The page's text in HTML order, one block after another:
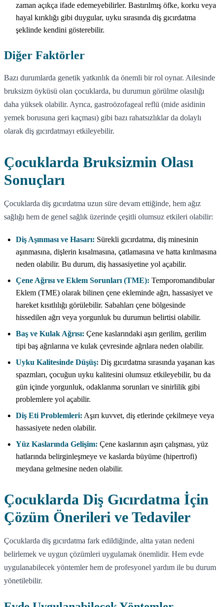
zaman açıkça ifade edemeyebilirler. Bastırılmış öfke, korku veya
hayal kırıklığı gibi duygular, uyku sırasında diş gıcırdatma
şeklinde kendini gösterebilir.
Diğer Faktörler
Bazı durumlarda genetik yatkınlık da önemli bir rol oynar. Ailesinde
bruksizm öyküsü olan çocuklarda, bu durumun görülme olasılığı
daha yüksek olabilir. Ayrıca, gastroözofageal reflü (mide asidinin
yemek borusuna geri kaçması) gibi bazı rahatsızlıklar da dolaylı
olarak diş gıcırdatmayı etkileyebilir.
Çocuklarda Bruksizmin Olası
Sonuçları
Çocuklarda diş gıcırdatma uzun süre devam ettiğinde, hem ağız
sağlığı hem de genel sağlık üzerinde çeşitli olumsuz etkileri olabilir:
Diş Aşınması ve Hasarı: Sürekli gıcırdatma, diş minesinin
aşınmasına, dişlerin kısalmasına, çatlamasına ve hatta kırılmasına
neden olabilir. Bu durum, diş hassasiyetine yol açabilir.
Çene Ağrısı ve Eklem Sorunları (TME): Temporomandibular
Eklem (TME) olarak bilinen çene ekleminde ağrı, hassasiyet ve
hareket kısıtlılığı görülebilir. Sabahları çene bölgesinde
hissedilen ağrı veya yorgunluk bu durumun belirtisi olabilir.
Baş ve Kulak Ağrısı: Çene kaslarındaki aşırı gerilim, gerilim
tipi baş ağrılarına ve kulak çevresinde ağrılara neden olabilir.
Uyku Kalitesinde Düşüş: Diş gıcırdatma sırasında yaşanan kas
spazmları, çocuğun uyku kalitesini olumsuz etkileyebilir, bu da
gün içinde yorgunluk, odaklanma sorunları ve sinirlilik gibi
problemlere yol açabilir.
Diş Eti Problemleri: Aşırı kuvvet, diş etlerinde çekilmeye veya
hassasiyete neden olabilir.
Yüz Kaslarında Gelişim: Çene kaslarının aşırı çalışması, yüz
hatlarında belirginleşmeye ve kaslarda büyüme (hipertrofi)
meydana gelmesine neden olabilir.
Çocuklarda Diş Gıcırdatma İçin
Çözüm Önerileri ve Tedaviler
Çocuklarda diş gıcırdatma fark edildiğinde, altta yatan nedeni
belirlemek ve uygun çözümleri uygulamak önemlidir. Hem evde
uygulanabilecek yöntemler hem de profesyonel yardım ile bu durum
yönetilebilir.